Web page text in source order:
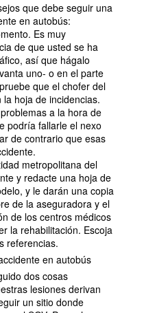
que debe seguir una
en autobús:
Es muy
de que usted se ha
así que hágalo
uno- o en el parte
que el chofer del
hoja de incidencias.
a la hora de
podría fallarle el nexo
de contrario que esas
metropolitana del
y redacte una hoja de
y le darán una copia
de la aseguradora y el
de los centros médicos
la rehabilitación. Escoja
referencias.
en autobús
dos cosas
lesiones derivan
un sitio donde